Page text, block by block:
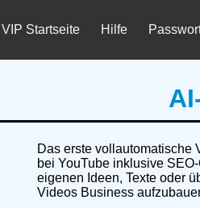
VIP Startseite Hilfe
Das erste vollautomatische
bei YouTube inklusive
eigenen Ideen, Texte oder
Videos Business